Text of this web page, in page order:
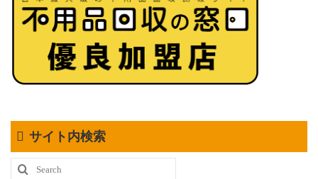
サイト内検索
Search